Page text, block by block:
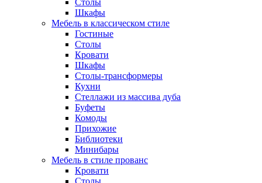
Столы
Шкафы
Мебель в классическом стиле
Гостиные
Столы
Кровати
Шкафы
Столы-трансформеры
Кухни
Стеллажи из массива дуба
Буфеты
Комоды
Прихожие
Библиотеки
Минибары
Мебель в стиле прованс
Кровати
Столы